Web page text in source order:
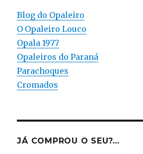
Blog do Opaleiro
O Opaleiro Louco
Opala 1977
Opaleiros do Paraná
Parachoques
Cromados
JÁ COMPROU O SEU?…